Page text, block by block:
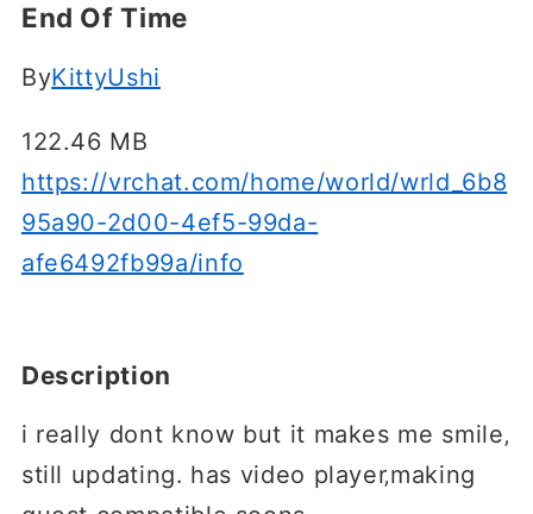
End Of Time
ByKittyUshi
122.46 MB
https://vrchat.com/home/world/wrld_6b8
95a90-2d00-4ef5-99da-
afe6492fb99a/info
Description
i really dont know but it makes me smile‚
still updating․ has video player‚making